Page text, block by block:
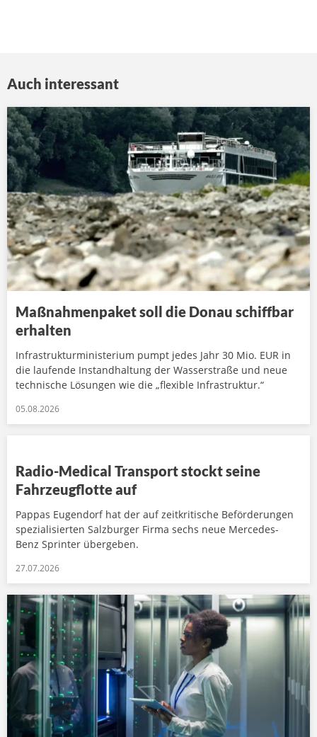
Auch interessant
Maßnahmenpaket soll die Donau schiffbar
erhalten
Infrastrukturministerium pumpt jedes Jahr 30 Mio. EUR in
die laufende Instandhaltung der Wasserstraße und neue
technische Lösungen wie die „flexible Infrastruktur.“
05.08.2026
Radio-Medical Transport stockt seine
Fahrzeugflotte auf
Pappas Eugendorf hat der auf zeitkritische Beförderungen
spezialisierten Salzburger Firma sechs neue Mercedes-
Benz Sprinter übergeben.
27.07.2026